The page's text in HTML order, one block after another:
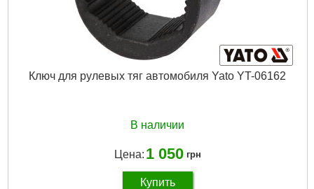
Ключ для рулевых тяг автомобиля Yato YT-06162
В наличии
Цена: 1 050 грн
Купить